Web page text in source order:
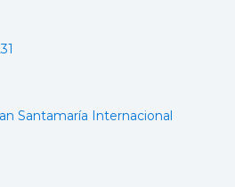
Santamaría Internacional